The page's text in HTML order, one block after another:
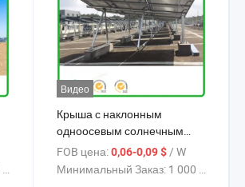
Видео
Крыша с наклонным
одноосевым солнечным
трекером
FOB цена: 0,06-0,09 $ / W
Минимальный Заказ: 1 000 W